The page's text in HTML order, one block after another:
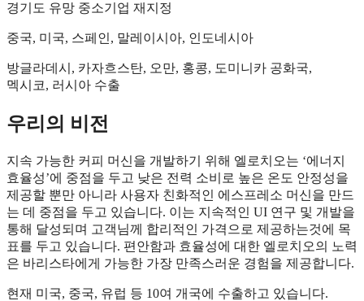
경기도 유망 중소기업 재지정
중국, 미국, 스페인, 말레이시아, 인도네시아
방글라데시, 카자흐스탄, 오만, 홍콩, 도미니카 공화국,
멕시코, 러시아 수출
우리의 비전
지속 가능한 커피 머신을 개발하기 위해 엘로치오는 ‘에너지
효율성’에 중점을 두고 낮은 전력 소비로 높은 온도 안정성을
제공할 뿐만 아니라 사용자 친화적인 에스프레소 머신을 만드
는 데 중점을 두고 있습니다. 이는 지속적인 UI 연구 및 개발을
통해 달성되며 고객님께 합리적인 가격으로 제공하는것에 목
표를 두고 있습니다. 편안함과 효율성에 대한 엘로치오의 노력
은 바리스타에게 가능한 가장 만족스러운 경험을 제공합니다.
현재 미국, 중국, 유럽 등 10여 개국에 수출하고 있습니다.